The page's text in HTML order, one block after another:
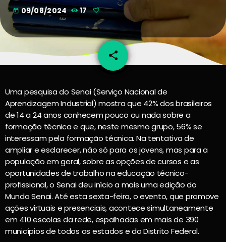
today 09/08/2024 17
share
email
Uma pesquisa do Senai (Serviço Nacional de
Aprendizagem Industrial) mostra que 42% dos brasileiros
de 14 a 24 anos conhecem pouco ou nada sobre a
formação técnica e que, neste mesmo grupo, 56% se
interessam pela formação técnica. Na tentativa de
ampliar e esclarecer, não só para os jovens, mas para a
população em geral, sobre as opções de cursos e as
oportunidades de trabalho na educação técnico-
profissional, o Senai deu início a mais uma edição do
Mundo Senai. Até esta sexta-feira, o evento, que promove
ações virtuais e presenciais, acontece simultaneamente
em 410 escolas da rede, espalhadas em mais de 390
municípios de todos os estados e do Distrito Federal.